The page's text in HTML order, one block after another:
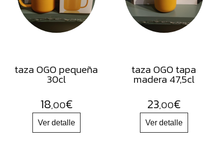
FRUTOS
SECOS
SAL
HARINAS
ACEITES
FLORES
PRODUCTOS
ACCESORIOS
taza OGO pequeña
30cl
18,00€
taza OGO tapa
madera 47,5cl
23,00€